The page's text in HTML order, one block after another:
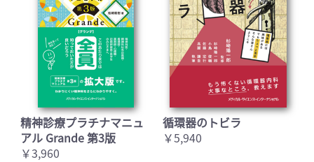
精神診療プラチナマニュ
アル Grande 第3版
￥3,960
循環器のトビラ
￥5,940